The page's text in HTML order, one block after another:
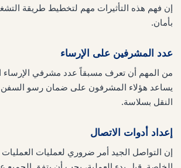
إن فهم هذه التأثيرات مهم لتخطيط طريقة
بأمان.
عدد المشرفين على الإرساء
من المهم أن تعرف مسبقاً عدد مشرفي الإرساء
يساعد هؤلاء المشرفون على ضمان رسو السفن
النقل بسلاسة.
إعداد أدوات الاتصال
إن التواصل الجيد أمر ضروري لعمليات العمليات